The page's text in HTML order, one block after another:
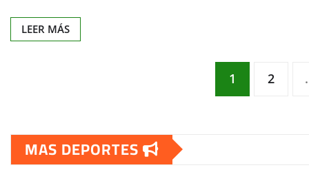
LEER MÁS
de
1 2
MAS DEPORTES